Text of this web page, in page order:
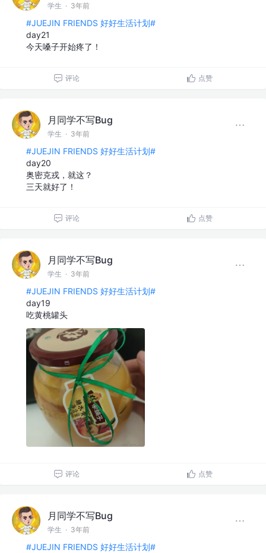
学生 · 3年前
#JUEJIN FRIENDS 好好生活计划#
day21
今天嗓子开始疼了！
评论 点赞
月同学不写Bug
学生 · 3年前
#JUEJIN FRIENDS 好好生活计划#
day20
奥密克戎，就这？
三天就好了！
评论 点赞
月同学不写Bug
学生 · 3年前
#JUEJIN FRIENDS 好好生活计划#
day19
吃黄桃罐头
评论 点赞
月同学不写Bug
学生 · 3年前
#JUEJIN FRIENDS 好好生活计划#